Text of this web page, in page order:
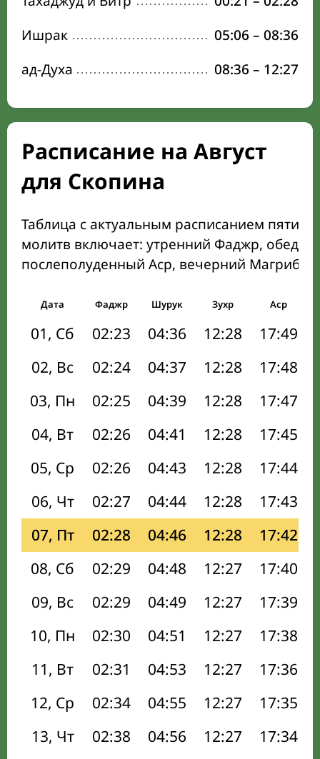
Ишрак
05:06 – 08:36
ад-Духа
08:36 – 12:27
Расписание на Август
для Скопина
Таблица с актуальным расписанием пяти
молитв включает: утренний Фаджр,
послеполуденный Аср, вечерний Магриб
Дата Фаджр Шурук Зухр Аср
01, Сб 02:23 04:36 12:28 17:49
02, Вс
02:24 04:37 12:28 17:48
03, Пн
02:25 04:39 12:28 17:47
04, Вт
02:26 04:41 12:28 17:45
05, Ср
02:26 04:43 12:28 17:44
06, Чт
02:27 04:44 12:28 17:43
07, Пт
02:28 04:46 12:28 17:42
08, Сб
02:29 04:48 12:27 17:40
09, Вс
02:29 04:49 12:27 17:39
10, Пн
02:30 04:51 12:27 17:38
11, Вт
02:31 04:53 12:27 17:36
12, Ср
02:34 04:55 12:27 17:35
13, Чт
02:38 04:56 12:27 17:34